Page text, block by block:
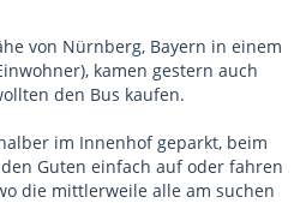
von Nürnberg, Bayern in einem
kamen gestern auch
den Bus kaufen.
im Innenhof geparkt, beim
Guten einfach auf oder fahren
die mittlerweile alle am suchen